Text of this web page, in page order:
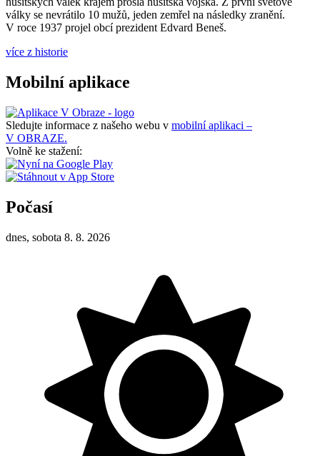
války se nevrátilo 10 mužů, jeden zemřel na následky zranění.
V roce 1937 projel obcí prezident Edvard Beneš.
více z historie
Mobilní aplikace
Sledujte informace z našeho webu v mobilní aplikaci –
V OBRAZE.
Volně ke stažení:
Počasí
dnes, sobota 8. 8. 2026